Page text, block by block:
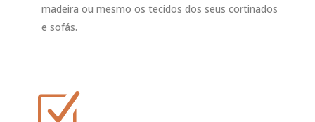
madeira ou mesmo os tecidos dos seus cortinados
e sofás.